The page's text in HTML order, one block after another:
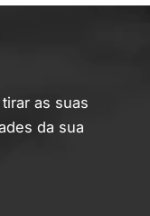
as suas
da sua